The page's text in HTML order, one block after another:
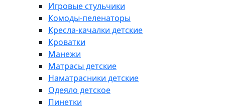
Игровые стульчики
Комоды-пеленаторы
Кресла-качалки детские
Кроватки
Манежи
Матрасы детские
Наматрасники детские
Одеяло детское
Пинетки